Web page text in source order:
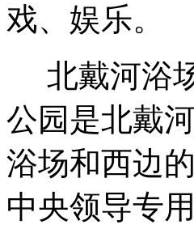
戏、娱乐。
北戴河浴
公园是北戴
浴场和西边
中央领导专